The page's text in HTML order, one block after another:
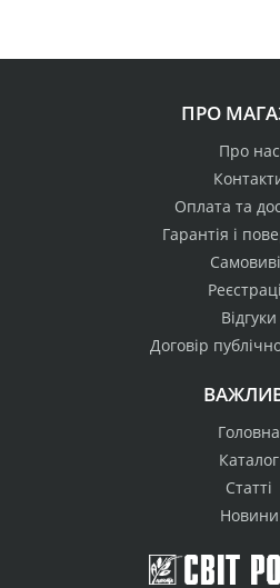
ПРО
Про нас
Оплата та
Гарантія і
Відгуки
Договір
Головна
Каталог
Статті
Новини